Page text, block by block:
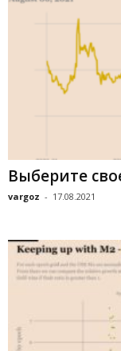
Выберите
vargoz - 17.08.2021